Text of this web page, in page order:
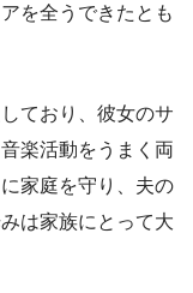
を全うできたとも
ており、彼女のサ
楽活動をうまく両
家庭を守り、夫の
は家族にとって大